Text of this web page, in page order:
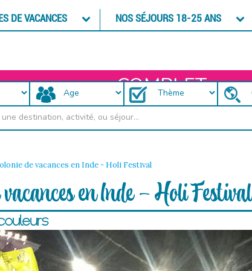
DE VACANCES NOS SÉJOURS 18-25 ANS
COMPLET
de vacances en Inde - Holi Festival
en Inde - Holi Festival